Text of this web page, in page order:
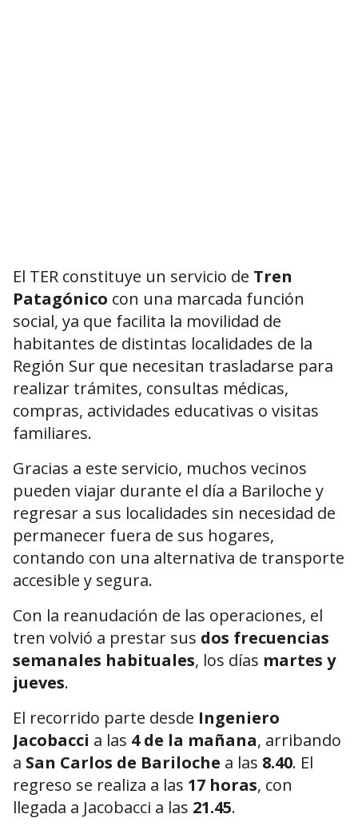
El TER constituye un servicio de Tren
Patagónico con una marcada función
social, ya que facilita la movilidad de
habitantes de distintas localidades de la
Región Sur que necesitan trasladarse para
realizar trámites, consultas médicas,
compras, actividades educativas o visitas
familiares.
Gracias a este servicio, muchos vecinos
pueden viajar durante el día a Bariloche y
regresar a sus localidades sin necesidad de
permanecer fuera de sus hogares,
contando con una alternativa de transporte
accesible y segura.
Con la reanudación de las operaciones, el
tren volvió a prestar sus dos frecuencias
semanales habituales, los días martes y
jueves.
El recorrido parte desde Ingeniero
Jacobacci a las 4 de la mañana, arribando
a San Carlos de Bariloche a las 8.40. El
regreso se realiza a las 17 horas, con
llegada a Jacobacci a las 21.45.